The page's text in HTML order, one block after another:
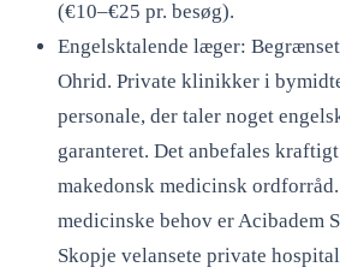
(€10–€25 pr. besøg).
Engelsktalende læger:
Ohrid. Private klinikker i
personale, der taler noget
garanteret. Det anbefales
makedonsk medicinsk
medicinske behov er Acibadem
Skopje velansete private